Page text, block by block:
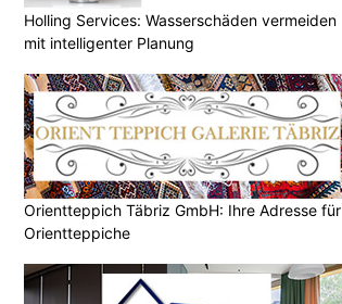
Holling Services: Wasserschäden vermeiden
mit intelligenter Planung
Orientteppich Täbriz GmbH: Ihre Adresse für
Orientteppiche